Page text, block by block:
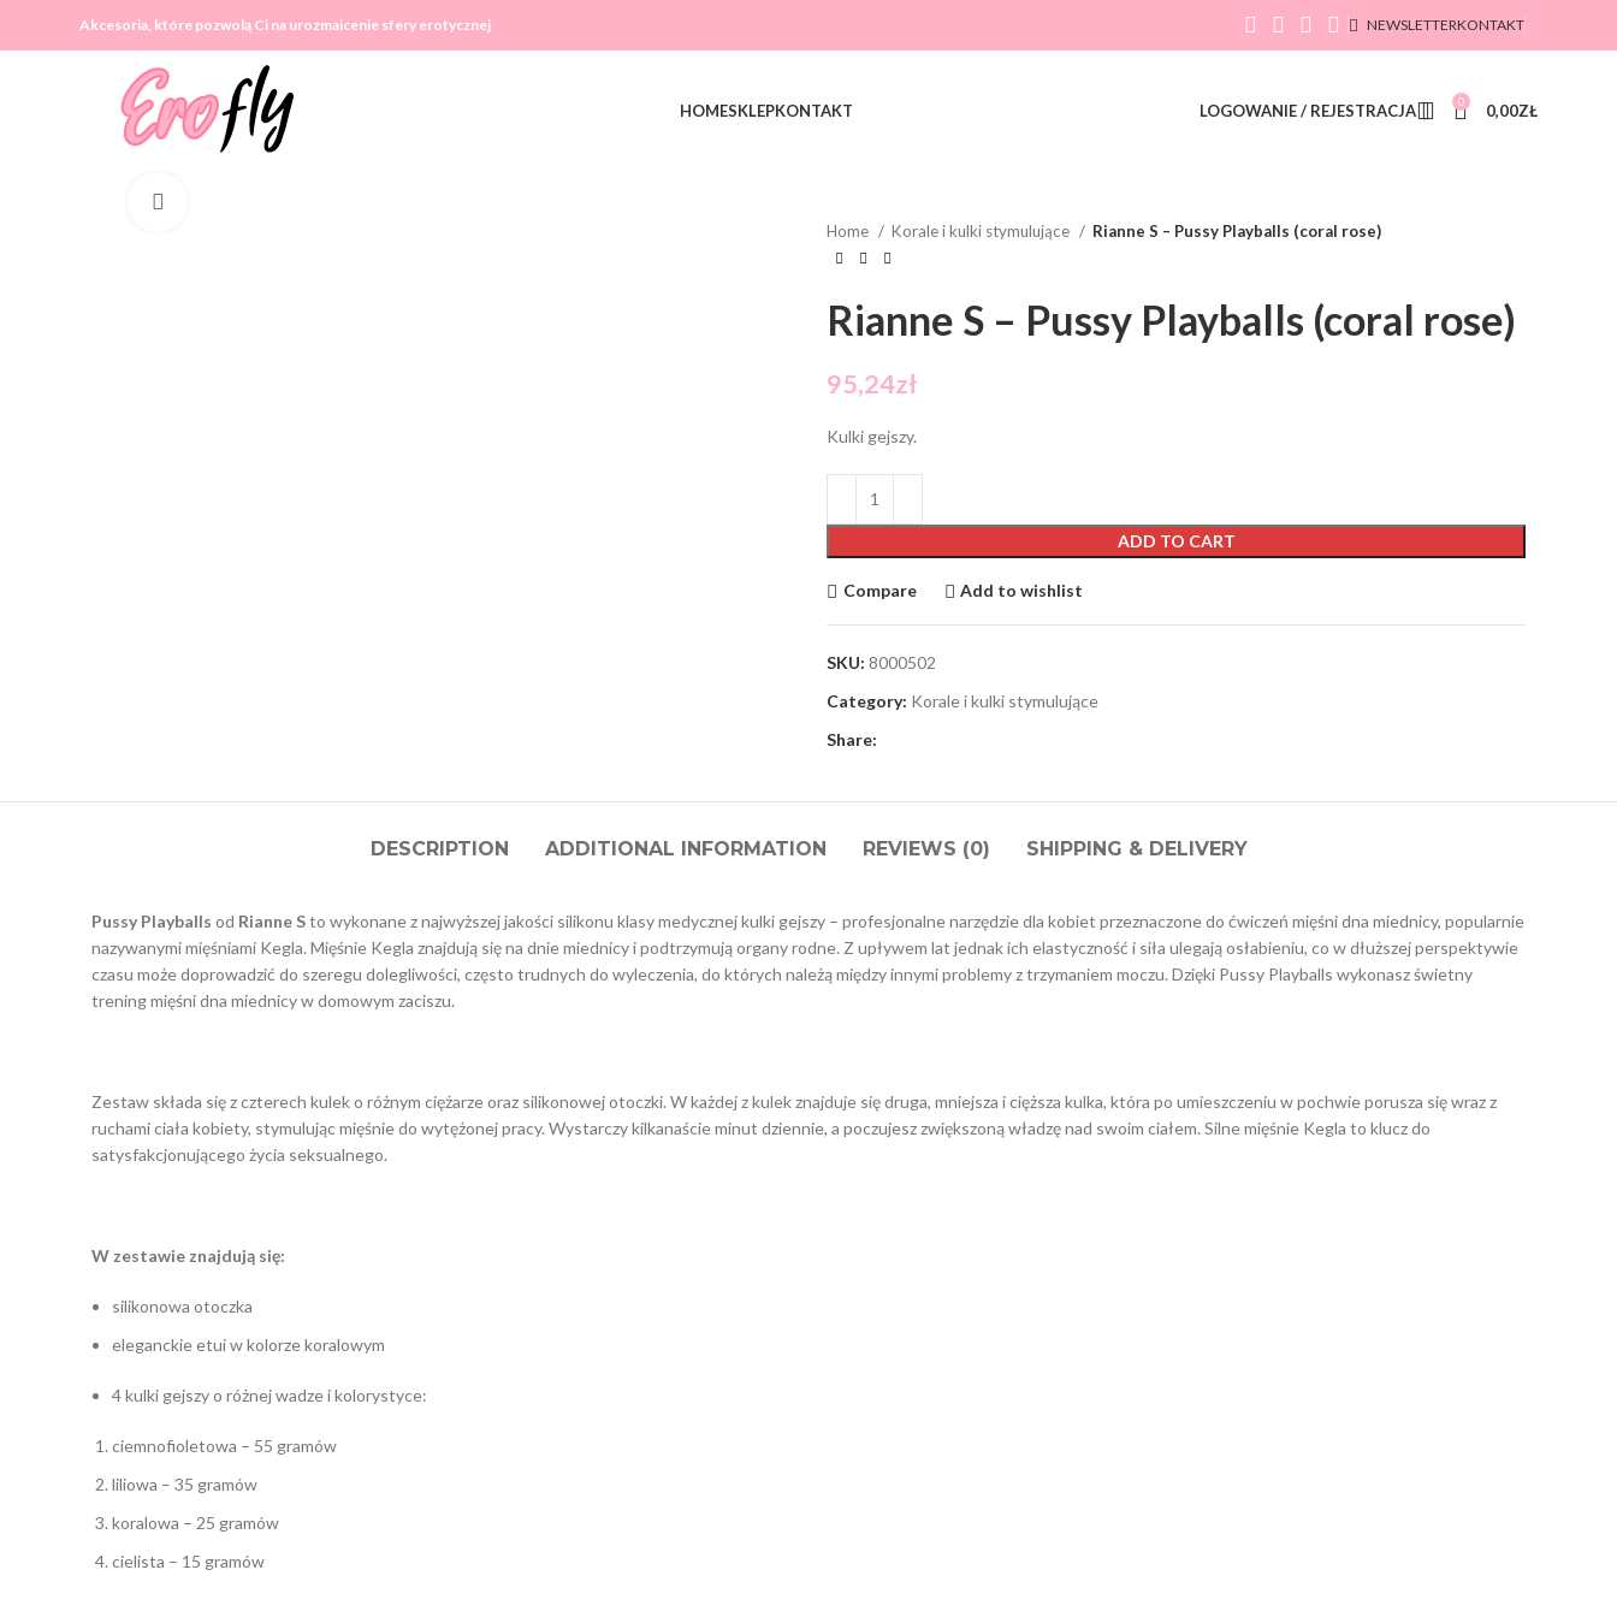
Akcesoria, które pozwolą Ci na urozmaicenie sfery erotycznej NEWSLETTERKONTAKT
HOMESKLEPKONTAKT LOGOWANIE / REJESTRACJA 0 0,00ZŁ
Home
Korale i kulki stymulujące Rianne S – Pussy Playballs (coral rose)
Rianne S – Pussy Playballs (coral rose)
95,24zł
Kulki gejszy.
ADD TO CART
Compare Add to wishlist
SKU: 8000502
Category: Korale i kulki stymulujące
Share:
DESCRIPTION ADDITIONAL INFORMATION REVIEWS (0) SHIPPING & DELIVERY
Pussy Playballs od Rianne Sto wykonane z najwyższej jakości silikonu klasy medycznej kulki gejszy – profesjonalne narzędzie dla kobiet przeznaczone do ćwiczeń mięśni dna miednicy, popularnie
nazywanymi mięśniami Kegla. Mięśnie Kegla znajdują się na dnie miednicy i podtrzymują organy rodne. Z upływem lat jednak ich elastyczność i siła ulegają osłabieniu, co w dłuższej perspektywie
czasu może doprowadzić do szeregu dolegliwości, często trudnych do wyleczenia, do których należą między innymi problemy z trzymaniem moczu. Dzięki Pussy Playballs wykonasz świetny
trening mięśni dna miednicy w domowym zaciszu.
Zestaw składa się z czterech kulek o różnym ciężarze oraz silikonowej otoczki. W każdej z kulek znajduje się druga, mniejsza i cięższa kulka, która po umieszczeniu w pochwie porusza się wraz z
ruchami ciała kobiety, stymulując mięśnie do wytężonej pracy. Wystarczy kilkanaście minut dziennie, a poczujesz zwiększoną władzę nad swoim ciałem. Silne mięśnie Kegla to klucz do
satysfakcjonującego życia seksualnego.
W zestawie znajdują się:
silikonowa otoczka
eleganckie etui w kolorze koralowym
4 kulki gejszy o różnej wadze i kolorystyce:
ciemnofioletowa – 55 gramów
liliowa – 35 gramów
koralowa – 25 gramów
cielista – 15 gramów